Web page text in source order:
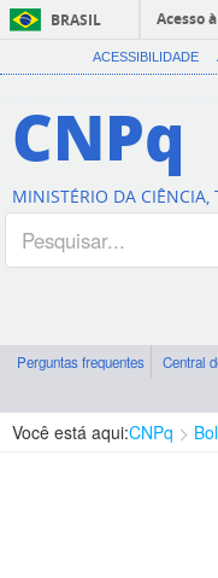
BRASIL
Acesso
ACESSIBILIDADE
CNPq
MINISTÉRIO DA CIÊNCIA,
Perguntas frequentes Central
Você está aqui:CNPq